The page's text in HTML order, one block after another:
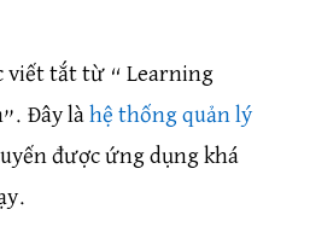
viết tắt từ “ Learning
Đây là hệ thống quản lý
được ứng dụng khá